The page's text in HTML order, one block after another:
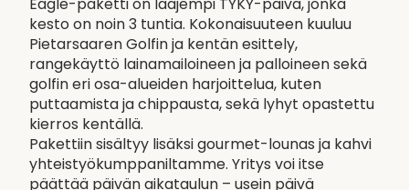
kesto on noin 3 tuntia. Kokonaisuuteen kuuluu
Pietarsaaren Golfin ja kentän esittely,
rangekäyttö lainamailoineen ja palloineen sekä
golfin eri osa-alueiden harjoittelua, kuten
puttaamista ja chippausta, sekä lyhyt opastettu
kierros kentällä.
Pakettiin sisältyy lisäksi gourmet-lounas ja kahvi
yhteistyökumppaniltamme. Yritys voi itse
päättää päivän aikataulun – usein päivä